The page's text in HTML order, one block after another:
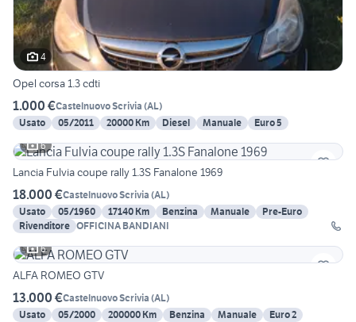
4
Opel corsa 1.3 cdti
1.000 €Castelnuovo Scrivia (AL)
Usato
05/2011 20000 Km Diesel Manuale
Euro 5
6
Lancia Fulvia coupe rally 1.3S Fanalone 1969
18.000 €Castelnuovo Scrivia (AL)
Usato
05/1960 17140 Km Benzina Manuale
Pre-Euro
Rivenditore OFFICINA BANDIANI
6
ALFA ROMEO GTV
13.000 €Castelnuovo Scrivia (AL)
Usato
05/2000 200000 Km Benzina Manuale Euro 2